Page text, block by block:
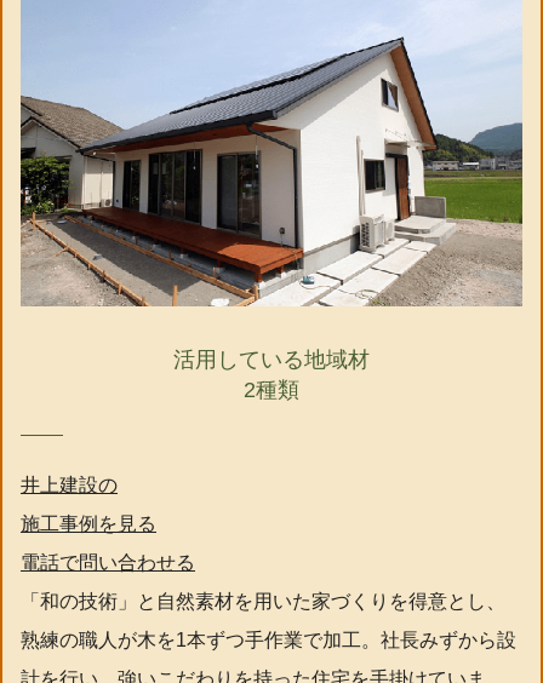
活用している地域材
2種類
井上建設の
施工事例を見る
電話で問い合わせる
「和の技術」と自然素材を用いた家づくりを得意とし、
熟練の職人が木を1本ずつ手作業で加工。社長みずから設
計を行い、強いこだわりを持った住宅を手掛けていま